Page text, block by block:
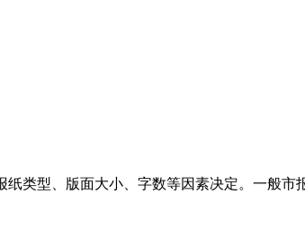
类型、版面大小、字数等因素决定。一般